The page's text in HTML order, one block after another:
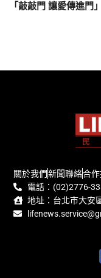
「敲敲門 讓愛傳進
關於我們新聞聯絡合
電話：(02)2776-
地址：台北市大安